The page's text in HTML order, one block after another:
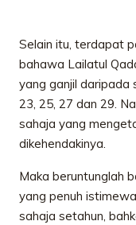
Selain itu, terdapat
bahawa Lailatul
yang ganjil daripada
23, 25, 27 dan 29.
sahaja yang
dikehendakinya.
Maka beruntunglah
yang penuh
sahaja setahun,